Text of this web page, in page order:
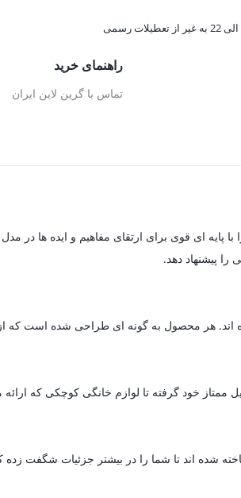
راهنمای خرید
تماس با گرین لاین ایران
پیشنهاد دهد.
اند. هر محصول به گونه ای طراحی شده است که
خود گرفته تا لوازم خانگی کوچکی که ارائه می
شده اند تا شما را در بیشتر جزئیات شگفت زده